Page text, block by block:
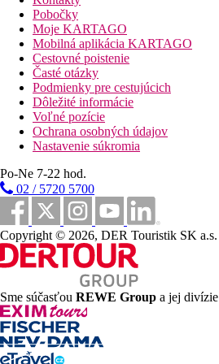
Oficiálna kategória
3 hviezdičky
Vzdialenosti
0 m
Vzdialenosť k pláži
78 km
Vzdialenosť od najbližšieho letiska
Pláž
Ležadla na pláži za poplatok
Hotel priamo pri pláži
Plážová dovolenka
Fotogaléria
Pobočky
Moje KARTAGO
Mobilná aplikácia KARTAGO
Cestovné poistenie
Časté otázky
Podmienky pre cestujúcich
Dôležité informácie
Voľné pozície
Ochrana osobných údajov
Nastavenie súkromia
Po-Ne 7-22 hod.
02 / 5720 5700
Copyright © 2026, DER Touristik SK a.s.
Sme súčasťou REWE Group a jej divízie